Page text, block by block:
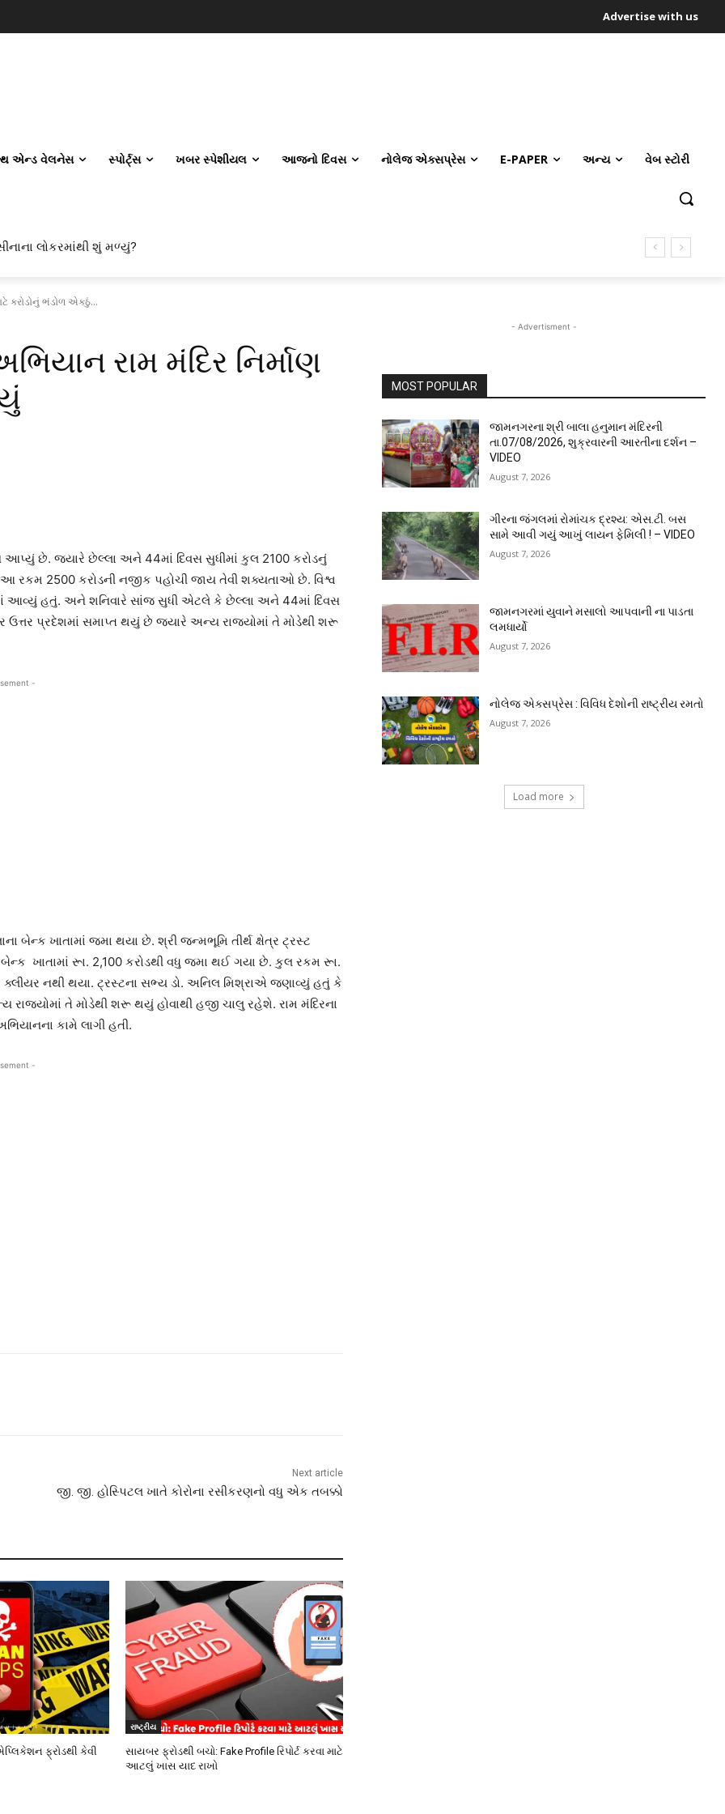
Advertise with us
એન્ડ વેલનેસ સ્પોર્ટ્સ ખબર સ્પેશીયલ આજનો દિવસ નોલેજ એક્સપ્રેસ E-PAPER અન્ય વેબ સ્ટોરી
લોકરમાંથી શું મળ્યું?
કરોડોનું ભંડોળ એકઠું...
રામ મંદિર નિર્માણ
આપ્યું છે. જયારે છેલ્લા અને 44માં દિવસ સુધીમાં કુલ 2100 કરોડનું
2500 કરોડની નજીક પહોચી જાય તેવી શક્યતાઓ છે. વિશ્વ
આવ્યું હતું. અને શનિવારે સાંજ સુધી એટલે કે છેલ્લા અને 44માં દિવસ
ઉત્તર પ્રદેશમાં સમાપ્ત થયું છે જ્યારે અન્ય રાજ્યોમાં તે મોડેથી શરૂ
-
બેન્ક ખાતામાં જમા થયા છે. શ્રી જન્મભૂમિ તીર્થ ક્ષેત્ર ટ્રસ્ટ
બેન્ક ખાતામાં રૂા. 2,100 કરોડથી વધુ જમા થઈ ગયા છે. કુલ રકમ રૂા.
નથી થયા. ટ્રસ્ટના સભ્ય ડો. અનિલ મિશ્રાએ જણાવ્યું હતું કે
તે મોડેથી શરૂ થયું હોવાથી હજી ચાલુ રહેશે. રામ મંદિરના
કામે લાગી હતી.
-
Next article
જી. જી. હોસ્પિટલ ખાતે કોરોના રસીકરણનો વધુ એક તબક્કો
ફ્રોડથી કેવી
રાષ્ટ્રીય
સાયબર ફ્રોડથી બચો: Fake Profile રિપોર્ટ કરવા માટે
આટલું ખાસ યાદ રાખો
- Advertisment -
MOST POPULAR
જામનગરના શ્રી બાલા હનુમાન મંદિરની
તા.07/08/2026, શુક્રવારની આરતીના દર્શન –
VIDEO
August 7, 2026
ગીરના જંગલમાં રોમાંચક દ્રશ્ય: એસ.ટી. બસ
સામે આવી ગયું આખું લાયન ફેમિલી ! – VIDEO
August 7, 2026
જામનગરમાં યુવાને મસાલો આપવાની ના પાડતા
લમધાર્યો
August 7, 2026
નોલેજ એક્સપ્રેસ : વિવિધ દેશોની રાષ્ટ્રીય રમતો
August 7, 2026
Load more